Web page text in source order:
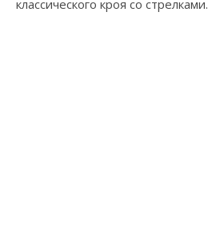
классического кроя со стрелками.